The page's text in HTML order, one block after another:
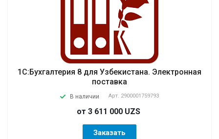
1С:Бухгалтерия 8 для Узбекистана. Электронная
поставка
В наличии Арт. 2900001759793
от 3 611 000 UZS
Заказать